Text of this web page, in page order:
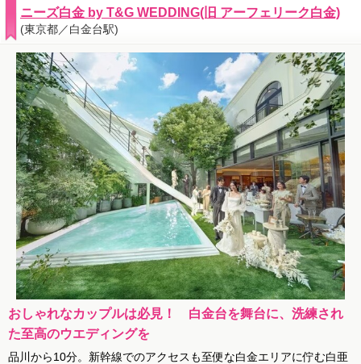
ニーズ白金 by T&G WEDDING(旧 アーフェリーク白金)
(東京都／白金台駅)
おしゃれなカップルは必見！ 白金台を舞台に、洗練され
た至高のウエディングを
品川から10分。新幹線でのアクセスも至便な白金エリアに佇む白亜